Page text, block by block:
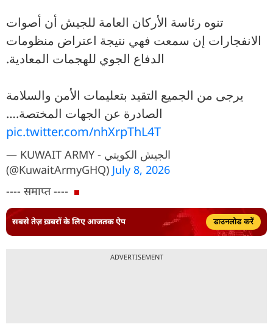
تنوه رئاسة الأركان العامة للجيش أن أصوات
الانفجارات إن سمعت فهي نتيجة اعتراض منظومات
الدفاع الجوي للهجمات المعادية.
يرجى من الجميع التقيد بتعليمات الأمن والسلامة
الصادرة عن الجهات المختصة.…
pic.twitter.com/nhXrpThL4T
— KUWAIT ARMY - الجيش الكويتي
(@KuwaitArmyGHQ) July 8, 2026
---- समाप्त ----
सबसे तेज़ ख़बरों के लिए आजतक ऐप डाउनलोड करें
ADVERTISEMENT